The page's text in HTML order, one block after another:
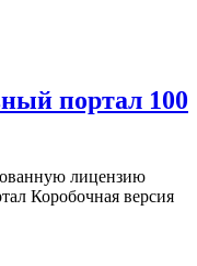
портал 100
лицензию
Коробочная версия